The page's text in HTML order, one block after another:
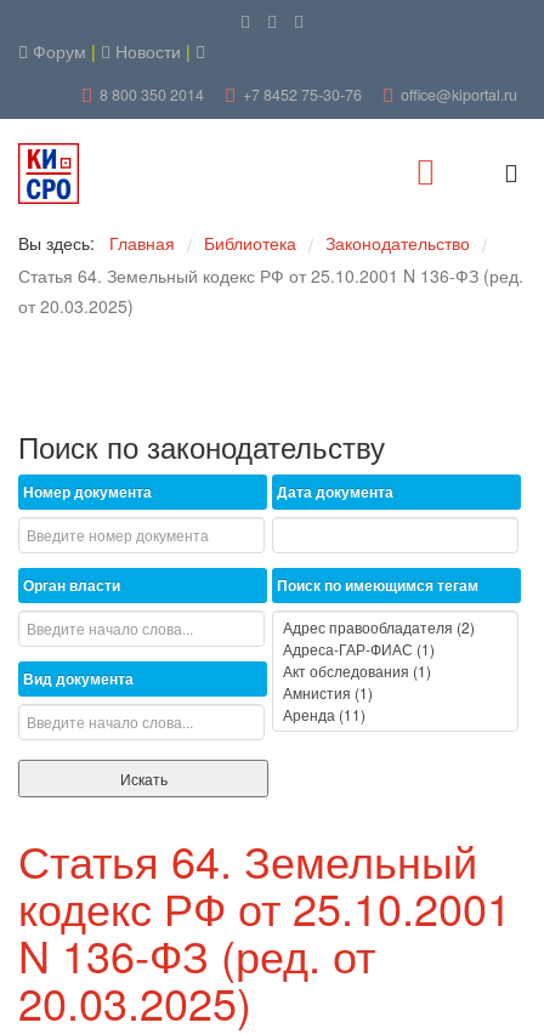
Форум | Новости |
8 800 350 2014 +7 8452 75-30-76 office@kiportal.ru
Вы здесь: Главная / Библиотека / Законодательство /
Статья 64. Земельный кодекс РФ от 25.10.2001 N 136-ФЗ (ред.
от 20.03.2025)
Поиск по законодательству
Номер документа
Орган власти
Вид документа
Дата документа
Поиск по имеющимся тегам
Статья 64. Земельный
кодекс РФ от 25.10.2001
N 136-ФЗ (ред. от
20.03.2025)